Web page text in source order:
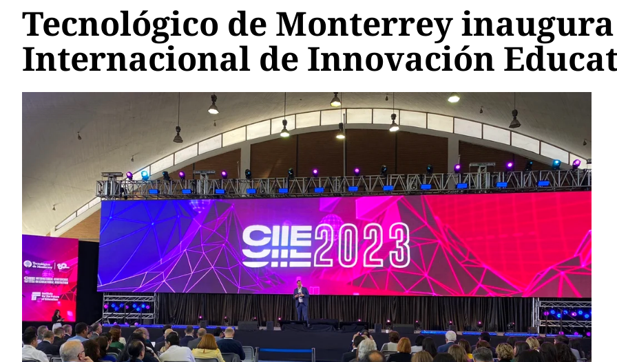
Tecnológico de Monterrey inaugura
Internacional de Innovación